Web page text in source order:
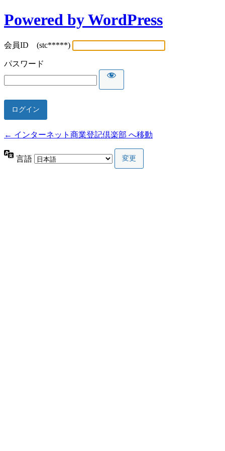
Powered by WordPress
会員ID (stc*****)
パスワード
← インターネット商業登記倶楽部 へ移動
言語